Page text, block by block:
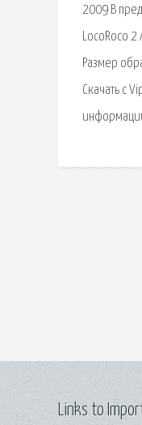
2009 В
LocoRoco
Размер
Скачать с
Links to